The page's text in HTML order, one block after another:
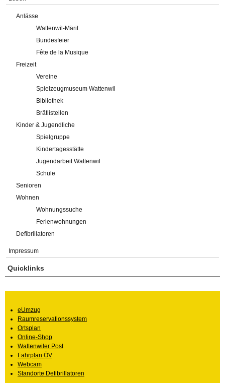
Anlässe
Wattenwil-Märit
Bundesfeier
Fête de la Musique
Freizeit
Vereine
Spielzeugmuseum Wattenwil
Bibliothek
Brätlistellen
Kinder & Jugendliche
Spielgruppe
Kindertagesstätte
Jugendarbeit Wattenwil
Schule
Senioren
Wohnen
Wohnungssuche
Ferienwohnungen
Defibrillatoren
Impressum
Quicklinks
eUmzug
Raumreservationssystem
Ortsplan
Online-Shop
Wattenwiler Post
Fahrplan ÖV
Webcam
Standorte Defibrillatoren